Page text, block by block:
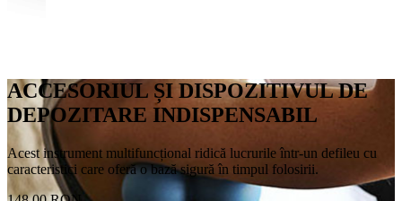
ACCESORIUL ȘI DISPOZITIVUL DE
DEPOZITARE INDISPENSABIL
Acest instrument multifuncțional ridică lucrurile într-un defileu cu
caracteristici care oferă o bază sigură în timpul folosirii.